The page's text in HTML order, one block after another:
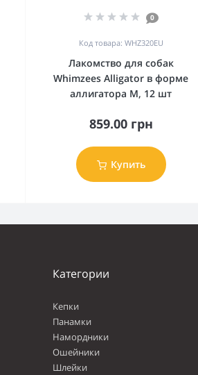
0
Код товара: WHZ320EU
Лакомство для собак
Whimzees Alligator в форме
аллигатора М, 12 шт
859.00 грн
Купить
Категории
Кепки
Панамки
Намордники
Ошейники
Шлейки